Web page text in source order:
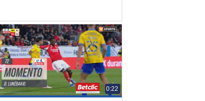
0:22